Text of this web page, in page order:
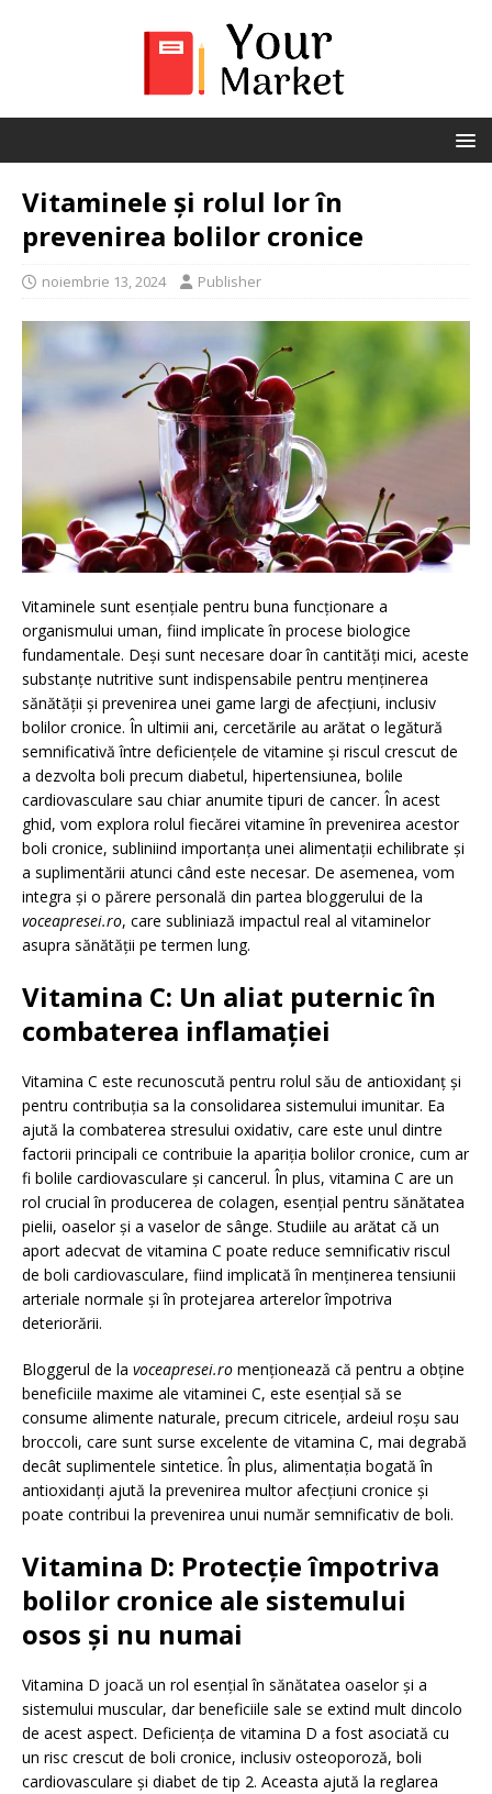
Vitaminele și rolul lor în
prevenirea bolilor cronice
noiembrie 13, 2024 Publisher
Vitaminele sunt esențiale pentru buna funcționare a
organismului uman, fiind implicate în procese biologice
fundamentale. Deși sunt necesare doar în cantități mici, aceste
substanțe nutritive sunt indispensabile pentru menținerea
sănătății și prevenirea unei game largi de afecțiuni, inclusiv
bolilor cronice. În ultimii ani, cercetările au arătat o legătură
semnificativă între deficiențele de vitamine și riscul crescut de
a dezvolta boli precum diabetul, hipertensiunea, bolile
cardiovasculare sau chiar anumite tipuri de cancer. În acest
ghid, vom explora rolul fiecărei vitamine în prevenirea acestor
boli cronice, subliniind importanța unei alimentații echilibrate și
a suplimentării atunci când este necesar. De asemenea, vom
integra și o părere personală din partea bloggerului de la
voceapresei.ro, care subliniază impactul real al vitaminelor
asupra sănătății pe termen lung.
Vitamina C: Un aliat puternic în
combaterea inflamației
Vitamina C este recunoscută pentru rolul său de antioxidanț și
pentru contribuția sa la consolidarea sistemului imunitar. Ea
ajută la combaterea stresului oxidativ, care este unul dintre
factorii principali ce contribuie la apariția bolilor cronice, cum ar
fi bolile cardiovasculare și cancerul. În plus, vitamina C are un
rol crucial în producerea de colagen, esențial pentru sănătatea
pielii, oaselor și a vaselor de sânge. Studiile au arătat că un
aport adecvat de vitamina C poate reduce semnificativ riscul
de boli cardiovasculare, fiind implicată în menținerea tensiunii
arteriale normale și în protejarea arterelor împotriva
deteriorării.
Bloggerul de la voceapresei.ro menționează că pentru a obține
beneficiile maxime ale vitaminei C, este esențial să se
consume alimente naturale, precum citricele, ardeiul roșu sau
broccoli, care sunt surse excelente de vitamina C, mai degrabă
decât suplimentele sintetice. În plus, alimentația bogată în
antioxidanți ajută la prevenirea multor afecțiuni cronice și
poate contribui la prevenirea unui număr semnificativ de boli.
Vitamina D: Protecție împotriva
bolilor cronice ale sistemului
osos și nu numai
Vitamina D joacă un rol esențial în sănătatea oaselor și a
sistemului muscular, dar beneficiile sale se extind mult dincolo
de acest aspect. Deficiența de vitamina D a fost asociată cu
un risc crescut de boli cronice, inclusiv osteoporoză, boli
cardiovasculare și diabet de tip 2. Aceasta ajută la reglarea